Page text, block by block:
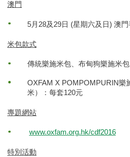
澳門
5月28及29日 (星期六及日) 澳
米包款式
傳統樂施米包、布甸狗樂施米
OXFAM X POMPOMPURIN樂
米）：每套120元
專題網站
www.oxfam.org.hk/cdf2016
特別活動